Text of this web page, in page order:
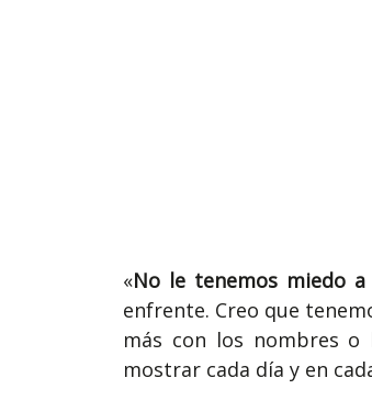
«No le tenemos miedo a
enfrente. Creo que
más con los nombres
mostrar cada día y en